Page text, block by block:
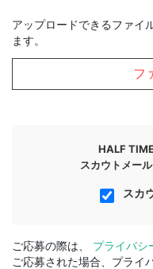
アップロードできるファイ
ます。
フ
HALF
スカウトメー
スカ
ご応募の際は、 プライバシ
ご応募された場合、プライ